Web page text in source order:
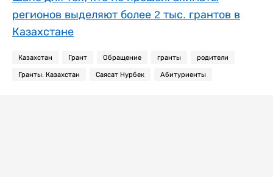
регионов выделяют более 2 тыс. грантов в
Казахстане
Казахстан Грант Обращение гранты родители
Гранты. Казахстан Саясат Нурбек Абитуриенты